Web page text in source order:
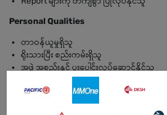
Personal Qualities
တာဝန်ယူမှုရှိသူ
ရိုးသားပြီး စည်းကမ်းရှိသူ
အဖွဲ့အစည်းနှင့် ပူးပေါင်းလုပ်ဆောင်နိုင်သူ
Pressure အောက်တွင် အလုပ်လုပ်နိုင်သူ